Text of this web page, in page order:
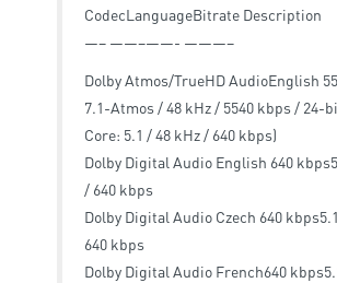
CodecLanguageBitrate Description
—– ——–——- ———–
Dolby Atmos/TrueHD AudioEnglish
7.1-Atmos / 48 kHz / 5540 kbps / 24-
Core: 5.1 / 48 kHz / 640 kbps)
Dolby Digital Audio English 640
/ 640 kbps
Dolby Digital Audio Czech 640
640 kbps
Dolby Digital Audio French640